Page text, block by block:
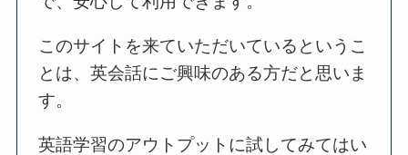
このサイトを来ていただいているというこ
とは、英会話にご興味のある方だと思いま
す。
英語学習のアウトプットに試してみてはい